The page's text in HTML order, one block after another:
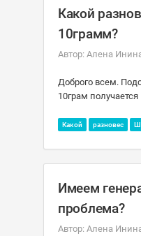
Какой
10грамм?
Автор: Алена
Доброго всем.
10грам
Какой разновес
Имеем
проблема?
Автор: Алена